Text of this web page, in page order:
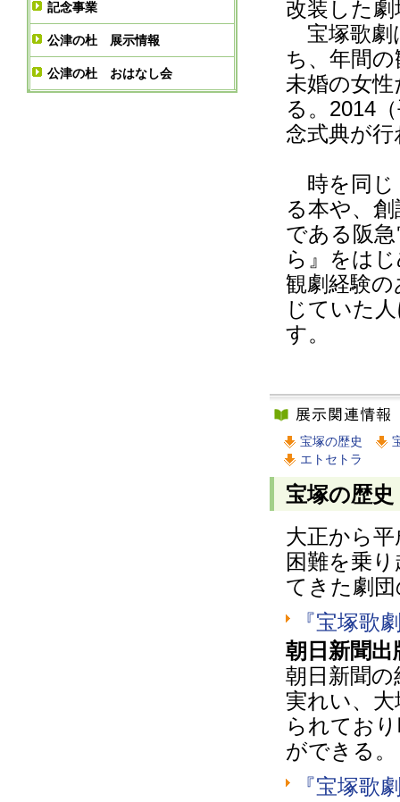
記念事業
公津の杜 展示情報
公津の杜 おはなし会
改装した
宝塚歌劇
ち、年間
未婚の女
る。2014
念式典が
時を同じ
る本や、
である阪
ら』をは
観劇経験
じていた
す。
宝塚の歴史
エトセトラ
宝塚の歴史
大正から
困難を乗
てきた劇
『宝塚歌
朝日新聞
朝日新聞
実れい、
られてお
ができる。
『宝塚歌